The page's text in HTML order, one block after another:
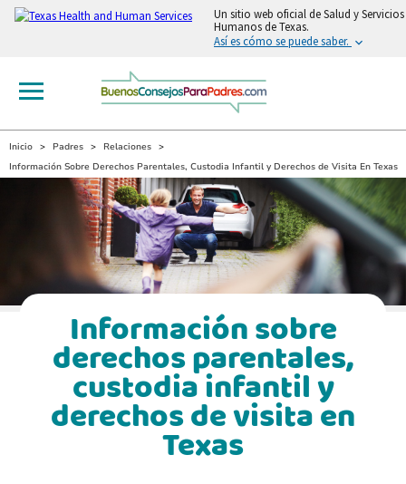
Un sitio web oficial de Salud y Servicios
Humanos de Texas.
Así es cómo se puede saber.
Inicio Padres
Relaciones
Información Sobre Derechos Parentales, Custodia Infantil y Derechos de Visita En Texas
Información sobre
derechos parentales,
custodia infantil y
derechos de visita en
Texas